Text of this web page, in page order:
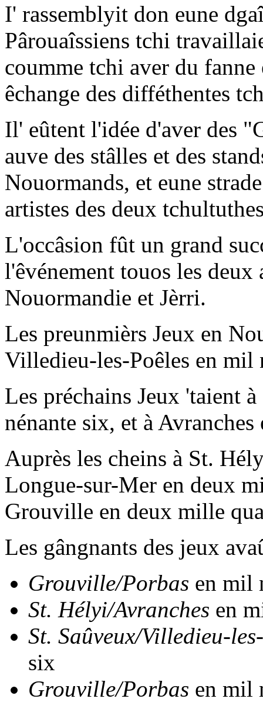
I' rassemblyit don eune
Pârouaîssiens tchi
coumme tchi aver du fanne
êchange des difféthentes
Il' eûtent l'idée d'aver des
auve des stâlles et des
Nouormands, et eune
artistes des deux
L'occâsion fût un grand
l'êvénement touos les deux
Nouormandie et Jèrri.
Les preunmièrs Jeux en
Villedieu-les-Poêles en mil
Les préchains Jeux 'taient
nénante six, et à
Auprès les cheins à St.
Longue-sur-Mer en deux
Grouville en deux mille
Les gângnants des jeux
Grouville/Porbas en mil
St. Hélyi/Avranches en
St. Saûveux/Villedieu-
six
Grouville/Porbas en mil